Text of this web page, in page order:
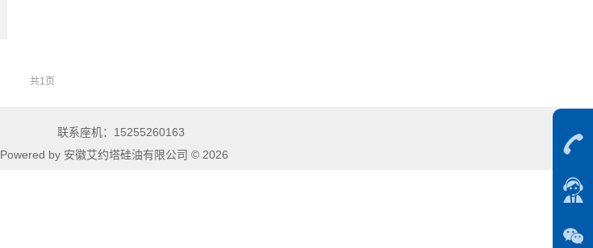
共1页
联系座机：15255260163
Powered by 安徽艾约塔硅油有限公司 © 2026